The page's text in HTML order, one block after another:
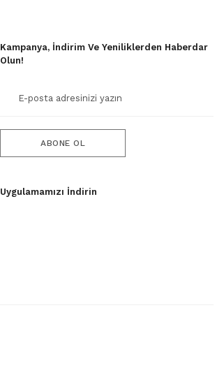
Kampanya, İndirim Ve Yeniliklerden Haberdar
Olun!
ABONE OL
Uygulamamızı İndirin